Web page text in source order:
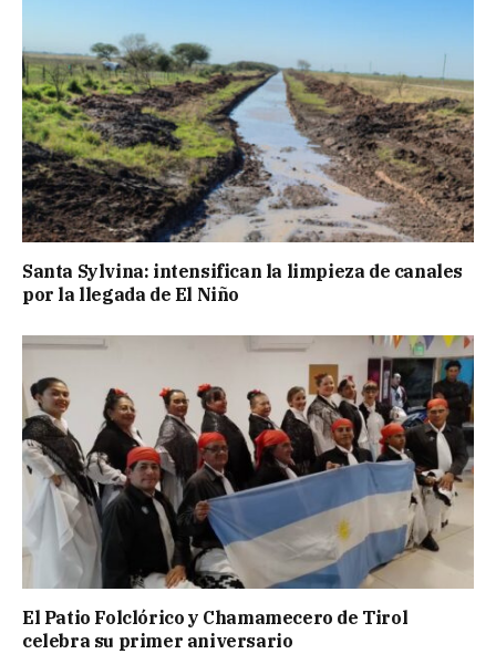
Santa Sylvina: intensifican la limpieza de canales
por la llegada de El Niño
El Patio Folclórico y Chamamecero de Tirol
celebra su primer aniversario